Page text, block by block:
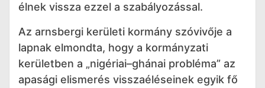
élnek vissza ezzel a szabályozással.
Az arnsbergi kerületi kormány szóvivője a
lapnak elmondta, hogy a kormányzati
kerületben a „nigériai–ghánai probléma” az
apasági elismerés visszaéléseinek egyik fő